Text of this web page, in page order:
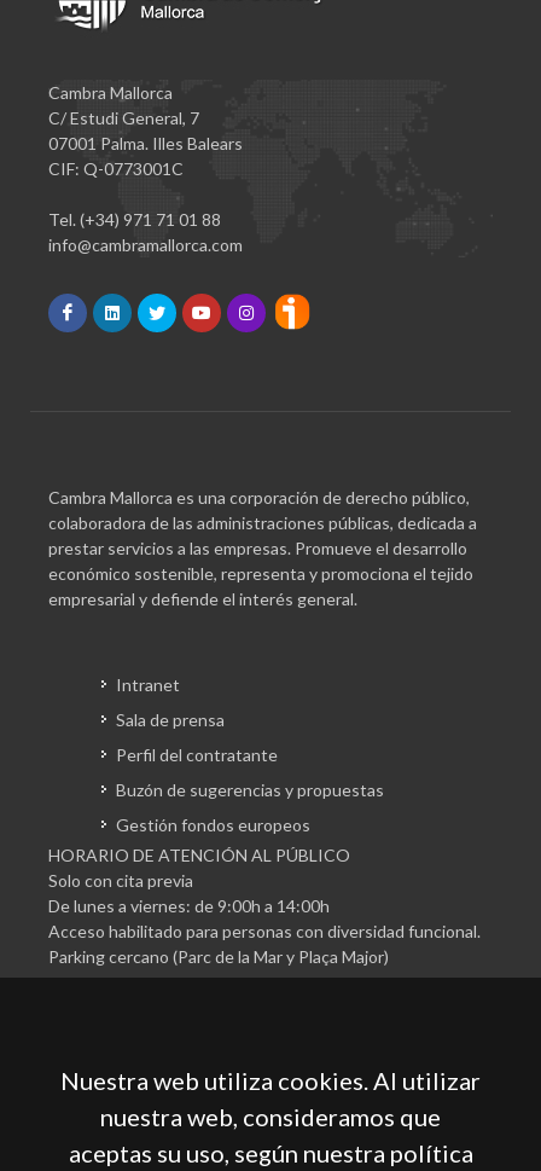
Cambra Mallorca
C/ Estudi General, 7
07001 Palma. Illes Balears
CIF: Q-0773001C
Tel. (+34) 971 71 01 88
info@cambramallorca.com
Cambra Mallorca es una corporación de derecho público,
colaboradora de las administraciones públicas, dedicada a
prestar servicios a las empresas. Promueve el desarrollo
económico sostenible, representa y promociona el tejido
empresarial y defiende el interés general.
Intranet
Sala de prensa
Perfil del contratante
Buzón de sugerencias y propuestas
Gestión fondos europeos
HORARIO DE ATENCIÓN AL PÚBLICO
Solo con cita previa
De lunes a viernes: de 9:00h a 14:00h
Acceso habilitado para personas con diversidad funcional.
Parking cercano (Parc de la Mar y Plaça Major)
Cámara Oficial de Comercio, Industria, Servicios y
Nuestra web utiliza cookies. Al utilizar
nuestra web, consideramos que
aceptas su uso, según nuestra política